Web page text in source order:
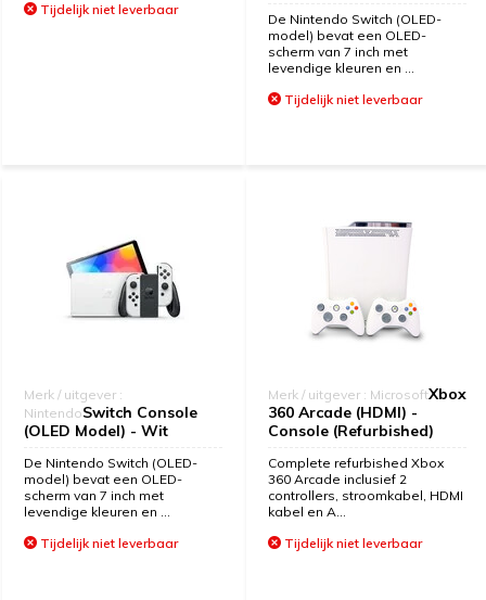
Tijdelijk niet leverbaar
De Nintendo Switch (OLED-
model) bevat een OLED-
scherm van 7 inch met
levendige kleuren en ...
Tijdelijk niet leverbaar
Merk / uitgever :
NintendoSwitch Console
(OLED Model) - Wit
De Nintendo Switch (OLED-
model) bevat een OLED-
scherm van 7 inch met
levendige kleuren en ...
Tijdelijk niet leverbaar
Merk / uitgever : MicrosoftXbox
360 Arcade (HDMI) -
Console (Refurbished)
Complete refurbished Xbox
360 Arcade inclusief 2
controllers, stroomkabel, HDMI
kabel en A...
Tijdelijk niet leverbaar